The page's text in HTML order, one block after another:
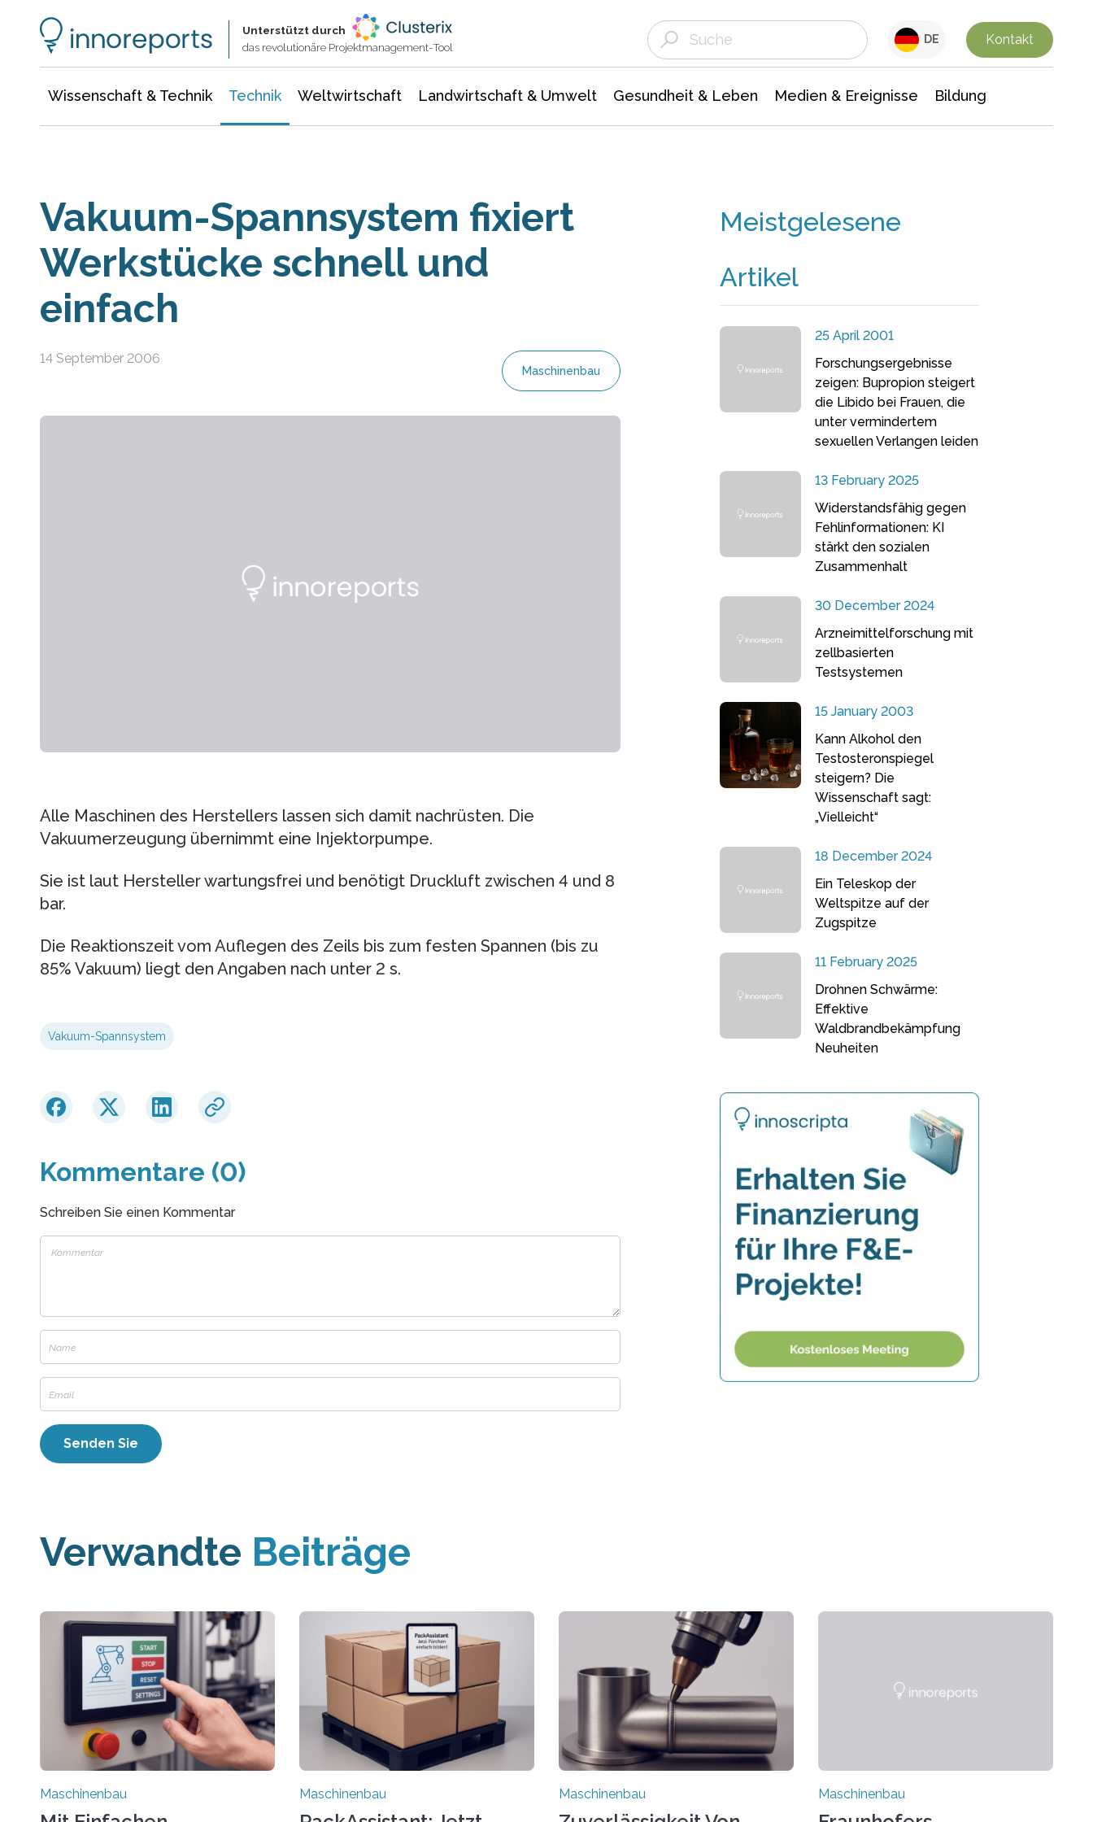
Unterstützt durch
das revolutionäre Projektmanagement-Tool
DE Kontakt
Wissenschaft & Technik Technik Weltwirtschaft Landwirtschaft & Umwelt Gesundheit & Leben Medien & Ereignisse Bildung
Vakuum-Spannsystem fixiert
Werkstücke schnell und
einfach
14 September 2006
Maschinenbau
Alle Maschinen des Herstellers lassen sich damit nachrüsten. Die
Vakuumerzeugung übernimmt eine Injektorpumpe.
Sie ist laut Hersteller wartungsfrei und benötigt Druckluft zwischen 4 und 8
bar.
Die Reaktionszeit vom Auflegen des Zeils bis zum festen Spannen (bis zu
85% Vakuum) liegt den Angaben nach unter 2 s.
Vakuum-Spannsystem
Kommentare (0)
Schreiben Sie einen Kommentar
Meistgelesene
Artikel
25 April 2001
Forschungsergebnisse
zeigen: Bupropion steigert
die Libido bei Frauen, die
unter vermindertem
sexuellen Verlangen leiden
13 February 2025
Widerstandsfähig gegen
Fehlinformationen: KI
stärkt den sozialen
Zusammenhalt
30 December 2024
Arzneimittelforschung mit
zellbasierten
Testsystemen
15 January 2003
Kann Alkohol den
Testosteronspiegel
steigern? Die
Wissenschaft sagt:
„Vielleicht“
18 December 2024
Ein Teleskop der
Weltspitze auf der
Zugspitze
11 February 2025
Drohnen Schwärme:
Effektive
Waldbrandbekämpfung
Neuheiten
Verwandte Beiträge
Maschinenbau Maschinenbau Maschinenbau Maschinenbau